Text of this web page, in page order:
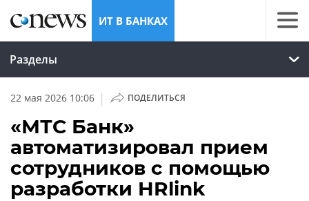
ИТ В БАНКАХ
Разделы
22 мая 2026 10:06 | ПОДЕЛИТЬСЯ
«МТС Банк»
автоматизировал прием
сотрудников с помощью
разработки HRlink